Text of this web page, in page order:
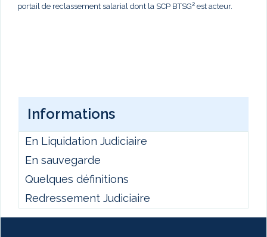
portail de reclassement salarial dont la SCP BTSG² est acteur.
Informations
En Liquidation Judiciaire
En sauvegarde
Quelques définitions
Redressement Judiciaire